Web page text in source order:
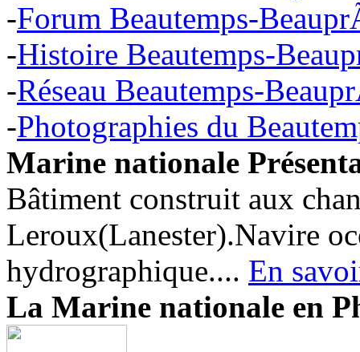
-Forum Beautemps-
-Histoire Beautemps-
-Réseau Beautemps-
-Photographies du
Marine nationale
Bâtiment construit aux
Leroux(Lanester).Navire
hydrographique.... En
La Marine nationale en